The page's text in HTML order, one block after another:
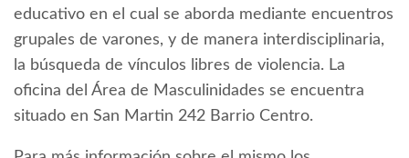
educativo en el cual se aborda mediante encuentros
grupales de varones, y de manera interdisciplinaria,
la búsqueda de vínculos libres de violencia. La
oficina del Área de Masculinidades se encuentra
situado en San Martin 242 Barrio Centro.